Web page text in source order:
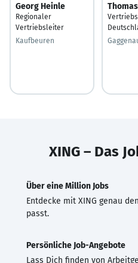
Georg Heinle
Regionaler
Vertriebsleiter
Kaufbeuren
XING – Das
Über eine Million Jobs
Entdecke mit XING genau
passt.
Persönliche Job-Angebote
Lass Dich finden von